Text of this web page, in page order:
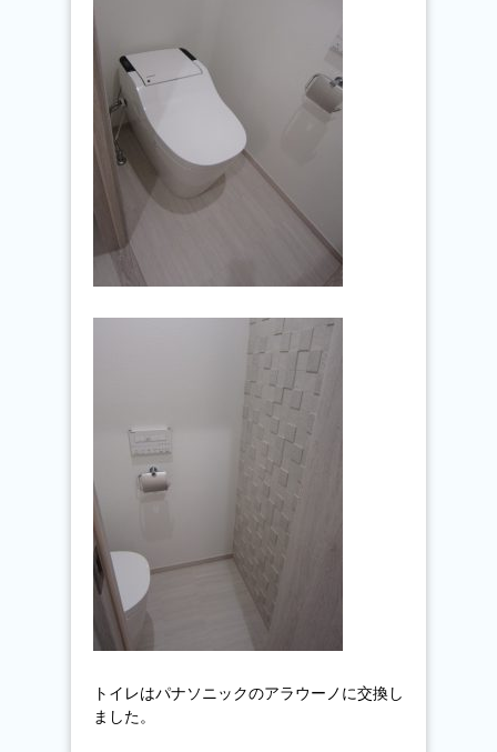
トイレはパナソニックのアラウーノに交換し
ました。